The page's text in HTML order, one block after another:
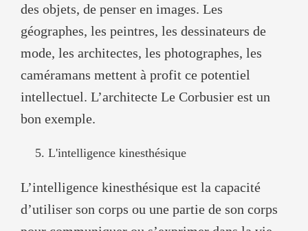
des objets, de penser en images. Les
géographes, les peintres, les dessinateurs de
mode, les architectes, les photographes, les
caméramans mettent à profit ce potentiel
intellectuel. L’architecte Le Corbusier est un
bon exemple.
L'intelligence kinesthésique
L’intelligence kinesthésique est la capacité
d’utiliser son corps ou une partie de son corps